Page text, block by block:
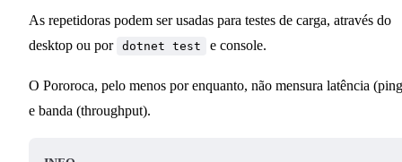
As repetidoras podem ser usadas para testes de carga, através do
desktop ou por dotnet test e console.
O Pororoca, pelo menos por enquanto, não mensura latência
e banda (throughput).